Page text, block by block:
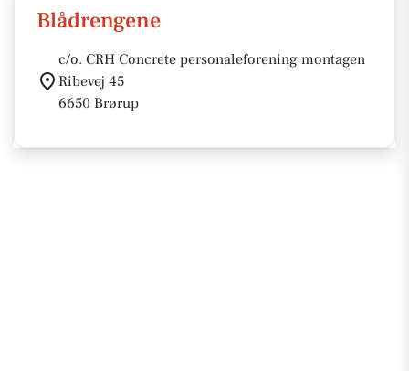
Blådrengene
c/o. CRH Concrete personaleforening montagen
Ribevej 45
6650 Brørup